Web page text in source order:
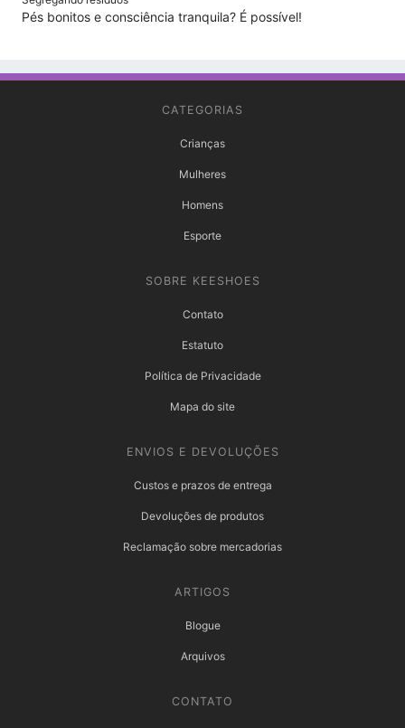
Pés bonitos e consciência tranquila? É possível!
CATEGORIAS
Crianças
Mulheres
Homens
Esporte
SOBRE KEESHOES
Contato
Estatuto
Política de Privacidade
Mapa do site
ENVIOS E DEVOLUÇÕES
Custos e prazos de entrega
Devoluções de produtos
Reclamação sobre mercadorias
ARTIGOS
Blogue
Arquivos
CONTATO